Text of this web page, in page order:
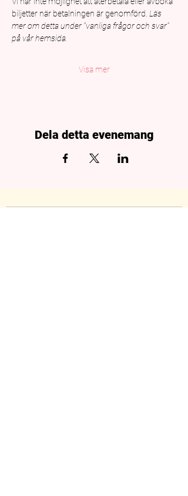
biljetter när betalningen är genomförd. Läs
mer om detta under "vanliga frågor och svar"
på vår hemsida.
Visa mer
Dela detta evenemang